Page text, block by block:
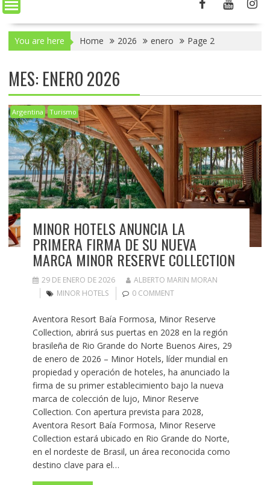
You are here Home 2026 enero Page 2
MES: ENERO 2026
Argentina Turismo
MINOR HOTELS ANUNCIA LA
PRIMERA FIRMA DE SU NUEVA
MARCA MINOR RESERVE COLLECTION
29 DE ENERO DE 2026
ALBERTO MARIN MORAN
MINOR HOTELS
0 COMMENT
Aventora Resort Baía Formosa, Minor Reserve
Collection, abrirá sus puertas en 2028 en la región
brasileña de Rio Grande do Norte Buenos Aires, 29
de enero de 2026 – Minor Hotels, líder mundial en
propiedad y operación de hoteles, ha anunciado la
firma de su primer establecimiento bajo la nueva
marca de colección de lujo, Minor Reserve
Collection. Con apertura prevista para 2028,
Aventora Resort Baía Formosa, Minor Reserve
Collection estará ubicado en Rio Grande do Norte,
en el nordeste de Brasil, un área reconocida como
destino clave para el…